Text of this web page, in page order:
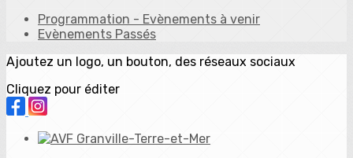
Programmation - Evènements à venir
Evènements Passés
Ajoutez un logo, un bouton, des réseaux sociaux
Cliquez pour éditer